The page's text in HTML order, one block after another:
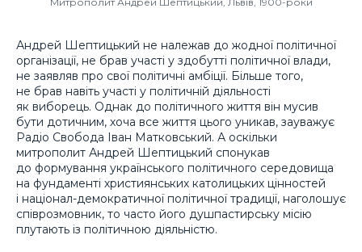
Андрей Шептицький не належав до жодної політичної
організації, не брав участі у здобутті політичної влади,
не заявляв про свої політичні амбіції. Більше того,
не брав навіть участі у політичній діяльності
як виборець. Однак до політичного життя він мусив
бути дотичним, хоча все життя цього уникав, зауважує
Радіо Свобода Іван Матковський. А оскільки
митрополит Андрей Шептицький спонукав
до формування українського політичного середовища
на фундаменті християнських католицьких цінностей
і націонал-демократичної політичної традиції, наголошує
співрозмовник, то часто його душпастирську місію
плутають із політичною діяльністю.